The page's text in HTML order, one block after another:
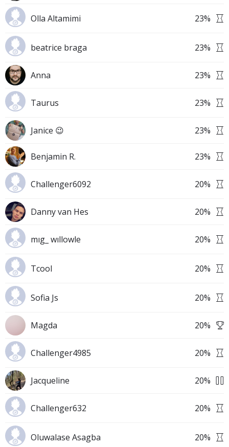
Olla Altamimi 23%
beatrice braga 23%
Anna 23%
Taurus 23%
Janice 😉 23%
Benjamin R. 23%
Challenger6092 20%
Danny van Hes 20%
mıg_ wıllowle 20%
Tcool 20%
Sofia Js 20%
Magda 20%
Challenger4985 20%
Jacqueline 20%
Challenger632 20%
Oluwalase Asagba 20%